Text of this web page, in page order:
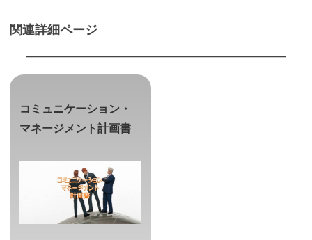
関連詳細ページ
コミュニケーション・
マネージメント計画書